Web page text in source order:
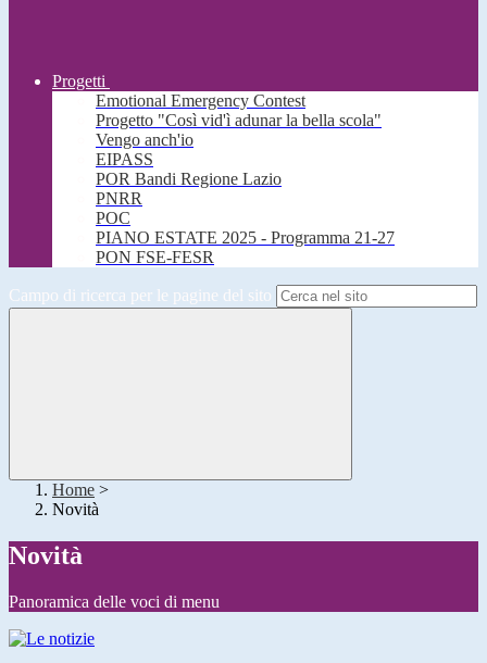
Progetti
Emotional Emergency Contest
Progetto "Così vid'ì adunar la bella scola"
Vengo anch'io
EIPASS
POR Bandi Regione Lazio
PNRR
POC
PIANO ESTATE 2025 - Programma 21-27
PON FSE-FESR
Campo di ricerca per le pagine del sito
Home >
Novità
Novità
Panoramica delle voci di menu